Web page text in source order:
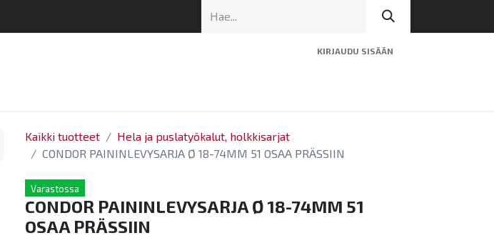
KIRJAUDU SISÄÄN
Kaikki tuotteet
Hela ja puslatyökalut, holkkisarjat
CONDOR PAININLEVYSARJA Ø 18-74MM 51 OSAA PRÄSSIIN
Varastossa
CONDOR PAININLEVYSARJA Ø 18-74MM 51
OSAA PRÄSSIIN